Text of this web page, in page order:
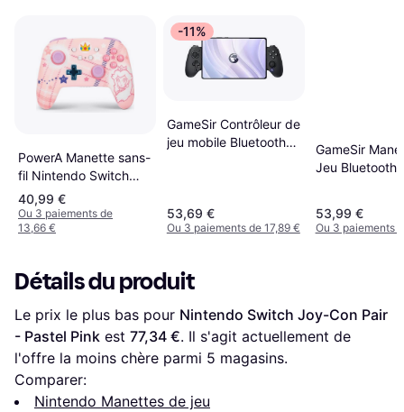
PowerA Manette sans-
fil Nintendo Switch
Peach Rose
40,99 €
Ou 3 paiements de
13,66 €
-11%
GameSir Contrôleur de
jeu mobile Bluetooth
53,69 €
Ou 3 paiements de 17,89 €
GameSir
Jeu Bluetooth
53,99 €
Ou 3 paiements
Détails du produit
Le prix le plus bas pour Nintendo Switch Joy-Con Pair
- Pastel Pink est 77,34 €. Il s'agit actuellement de
l'offre la moins chère parmi 5 magasins.
Comparer:
Nintendo Manettes de jeu